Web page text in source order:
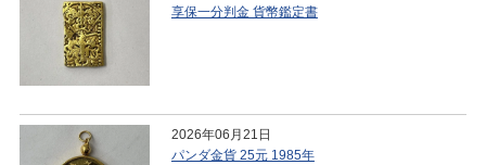
享保一分判金 貨幣鑑定書
2026年06月21日
パンダ金貨 25元 1985年